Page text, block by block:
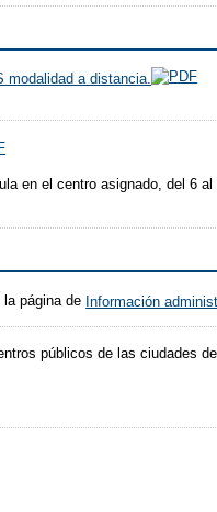
modalidad a distancia.
en el centro asignado, del 6 al
página de Información
públicos de las ciudades